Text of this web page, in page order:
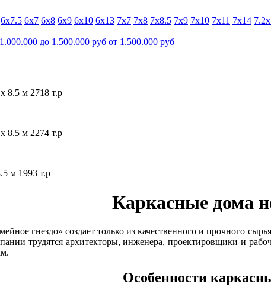
6х7.5 6х7 6х8 6х9 6х10 6х13 7х7 7х8 7х8.5 7х9 7х10 7х11 7х14
до 1.500.000 руб от 1.500.000 руб
8.5 м 2718 т.р
8.5 м 2274 т.р
м 1993 т.р
Каркасные дома
гнездо» создает только из качественного и прочного
трудятся архитекторы, инженера, проектировщики и
Особенности